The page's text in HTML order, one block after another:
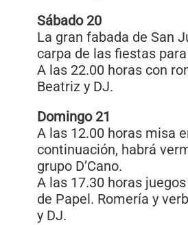
Sábado 20
La gran fabada de San
carpa de las fiestas
A las 22.00 horas con
Beatriz y DJ.
Domingo 21
A las 12.00 horas misa
continuación, habrá
grupo D’Cano.
A las 17.30 horas
de Papel. Romería y
y DJ.